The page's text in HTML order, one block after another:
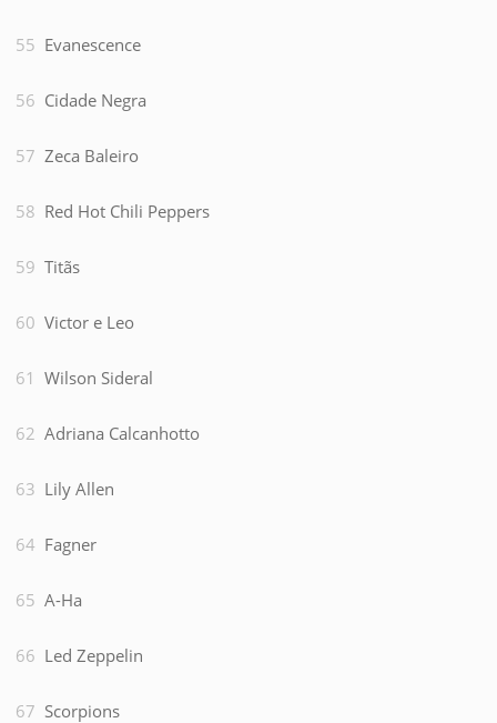
Evanescence
Cidade Negra
Zeca Baleiro
Red Hot Chili Peppers
Titãs
Victor e Leo
Wilson Sideral
Adriana Calcanhotto
Lily Allen
Fagner
A-Ha
Led Zeppelin
Scorpions